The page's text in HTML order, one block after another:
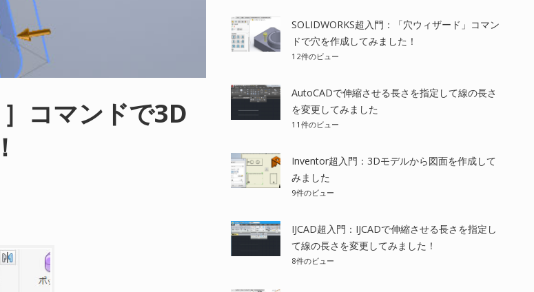
コマンドで3D
SOLIDWORKS超入門：「穴ウィザード」コマン
ドで穴を作成してみました！
12件のビュー
AutoCADで伸縮させる長さを指定して線の長さ
を変更してみました
11件のビュー
Inventor超入門：3Dモデルから図面を作成して
みました
9件のビュー
IJCAD超入門：IJCADで伸縮させる長さを指定し
て線の長さを変更してみました！
8件のビュー